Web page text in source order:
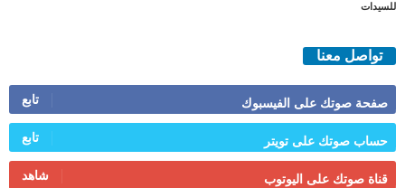
للسيدات
تواصل معنا
صفحة صوتك على الفيسبوك تابع
حساب صوتك على تويتر تابع
قناة صوتك على اليوتوب شاهد